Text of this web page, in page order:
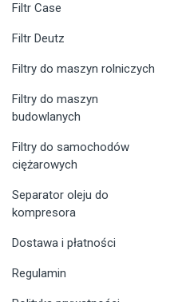
Filtr Case
Filtr Deutz
Filtry do maszyn rolniczych
Filtry do maszyn
budowlanych
Filtry do samochodów
ciężarowych
Separator oleju do
kompresora
Dostawa i płatności
Regulamin